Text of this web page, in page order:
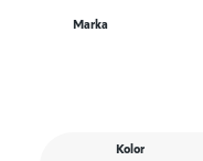
Marka
Kolor